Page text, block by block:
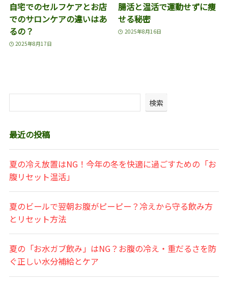
自宅でのセルフケアとお店
でのサロンケアの違いはあ
るの？
2025年8月17日
腸活と温活で運動せずに痩
せる秘密
2025年8月16日
検索
最近の投稿
夏の冷え放置はNG！今年の冬を快適に過ごすための「お
腹リセット温活」
夏のビールで翌朝お腹がピーピー？冷えから守る飲み方
とリセット方法
夏の「お水ガブ飲み」はNG？お腹の冷え・重だるさを防
ぐ正しい水分補給とケア